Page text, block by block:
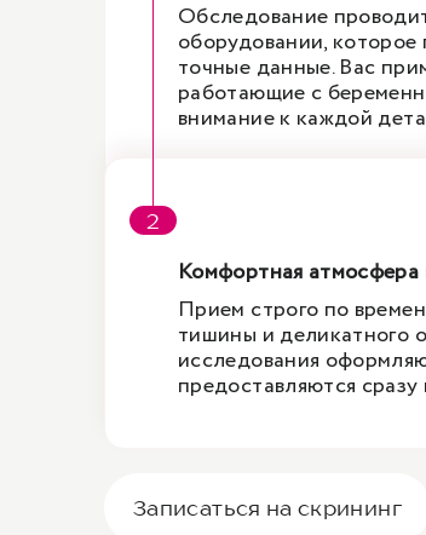
Обследование
оборудовании, которое
точные данные. Вас
работающие с
внимание к каждой
Комфортная
Прием строго по
тишины и деликатного
исследования
предоставляются
Записаться на скрининг